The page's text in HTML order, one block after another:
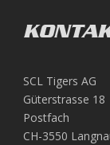
SCL Tigers AG
Güterstrasse 18
Postfach
CH-3550